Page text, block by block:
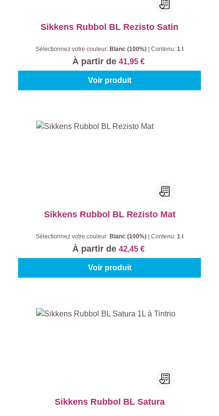
Sikkens Rubbol BL Rezisto Satin
Sélectionnez votre couleur: Blanc (100%) Contenu: 1 l
À partir de 41,95 €
Voir produit
Sikkens Rubbol BL Rezisto Mat
Sélectionnez votre couleur: Blanc (100%) Contenu: 1 l
À partir de 42,45 €
Voir produit
Sikkens Rubbol BL Satura